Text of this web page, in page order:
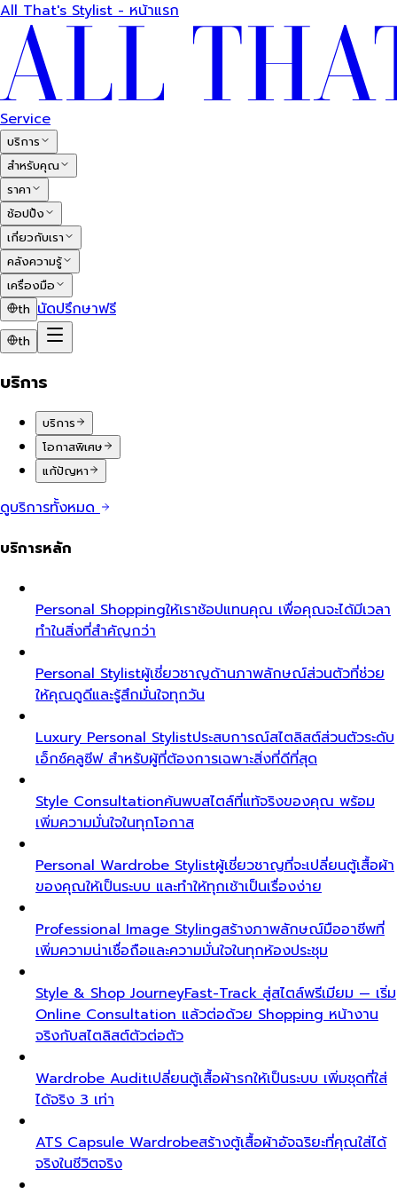
All That's Stylist - หน้าแรก
Service
บริการ
สำหรับคุณ
ราคา
ช้อปปิ้ง
เกี่ยวกับเรา
คลังความรู้
เครื่องมือ
th นัดปรึกษาฟรี
th
บริการ
บริการ
โอกาสพิเศษ
แก้ปัญหา
ดูบริการทั้งหมด
บริการหลัก
Personal Shoppingให้เราช้อปแทนคุณ เพื่อคุณจะได้มีเวลา
ทำในสิ่งที่สำคัญกว่า
Personal Stylistผู้เชี่ยวชาญด้านภาพลักษณ์ส่วนตัวที่ช่วย
ให้คุณดูดีและรู้สึกมั่นใจทุกวัน
Luxury Personal Stylistประสบการณ์สไตลิสต์ส่วนตัวระดับ
เอ็กซ์คลูซีฟ สำหรับผู้ที่ต้องการเฉพาะสิ่งที่ดีที่สุด
Style Consultationค้นพบสไตล์ที่แท้จริงของคุณ พร้อม
เพิ่มความมั่นใจในทุกโอกาส
Personal Wardrobe Stylistผู้เชี่ยวชาญที่จะเปลี่ยนตู้เสื้อผ้า
ของคุณให้เป็นระบบ และทำให้ทุกเช้าเป็นเรื่องง่าย
Professional Image Stylingสร้างภาพลักษณ์มืออาชีพที่
เพิ่มความน่าเชื่อถือและความมั่นใจในทุกห้องประชุม
Style & Shop JourneyFast-Track สู่สไตล์พรีเมียม — เริ่ม
Online Consultation แล้วต่อด้วย Shopping หน้างาน
จริงกับสไตลิสต์ตัวต่อตัว
Wardrobe Auditเปลี่ยนตู้เสื้อผ้ารกให้เป็นระบบ เพิ่มชุดที่ใส่
ได้จริง 3 เท่า
ATS Capsule Wardrobeสร้างตู้เสื้อผ้าอัจฉริยะที่คุณใส่ได้
จริงในชีวิตจริง